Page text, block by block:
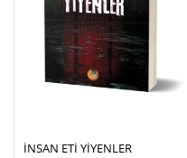
İNSAN ETİ YİYENLER